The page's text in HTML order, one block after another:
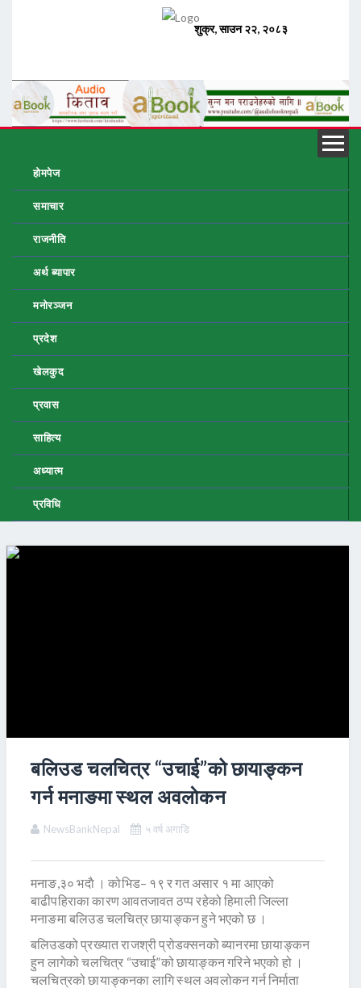
होमपेज
समाचार
राजनीति
अर्थ ब्यापार
मनोरञ्जन
प्रदेश
खेलकुद
प्रवास
साहित्य
अध्यात्म
प्रविधि
बलिउड चलचित्र “उचाई”को छायाङ्कन
गर्न मनाङमा स्थल अवलाेकन
NewsBankNepal ५ वर्ष अगाडि
मनाङ,३० भदाै । कोभिड– १९ र गत असार १ मा आएको
बाढीपहिराका कारण आवतजावत ठप्प रहेको हिमाली जिल्ला
मनाङमा बलिउड चलचित्र छायाङ्कन हुने भएको छ ।
बलिउडको प्रख्यात राजश्री प्रोडक्सनको ब्यानरमा छायाङ्कन
हुन लागेको चलचित्र “उचाई”को छायाङ्कन गरिने भएको हो ।
चलचित्रको छायाङ्कनका लागि स्थल अवलोकन गर्न निर्माता